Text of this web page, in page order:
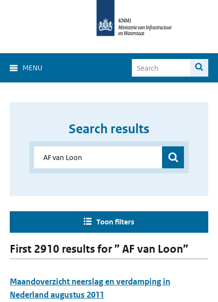
MENU
Search results
Toon filters
First 2910 results for ” AF van Loon”
Maandoverzicht neerslag en verdamping in
Nederland augustus 2011